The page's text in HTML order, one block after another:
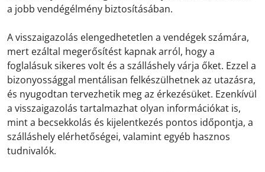
a jobb vendégélmény biztosításában.
A visszaigazolás elengedhetetlen a vendégek számára,
mert ezáltal megerősítést kapnak arról, hogy a
foglalásuk sikeres volt és a szálláshely várja őket. Ezzel a
bizonyossággal mentálisan felkészülhetnek az utazásra,
és nyugodtan tervezhetik meg az érkezésüket. Ezenkívül
a visszaigazolás tartalmazhat olyan információkat is,
mint a becsekkolás és kijelentkezés pontos időpontja, a
szálláshely elérhetőségei, valamint egyéb hasznos
tudnivalók.